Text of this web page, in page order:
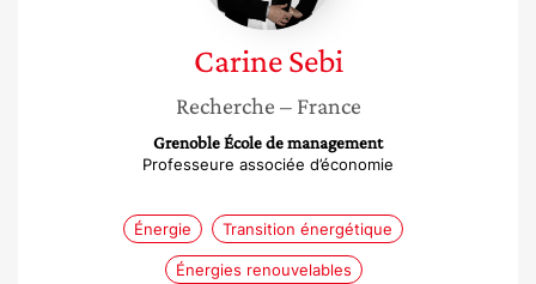
Carine Sebi
Recherche – France
Grenoble École de management
Professeure associée d’économie
Énergie Transition énergétique
Énergies renouvelables